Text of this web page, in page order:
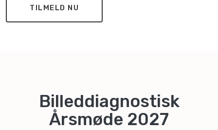
TILMELD NU
Billeddiagnostisk
Årsmøde 2027